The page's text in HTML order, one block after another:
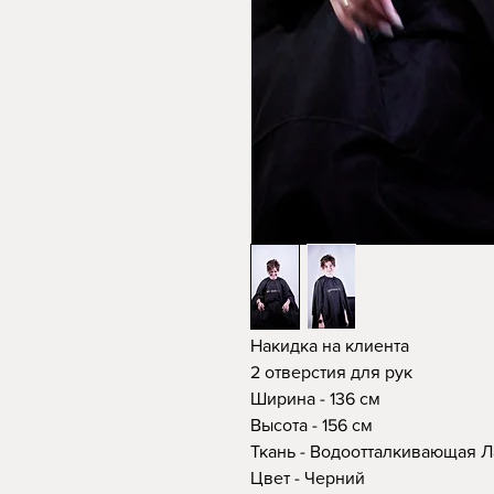
Накидка на клиента
2 отверстия для рук
Ширина - 136 см
Высота - 156 см
Ткань - Водоотталкивающая
Цвет - Черний